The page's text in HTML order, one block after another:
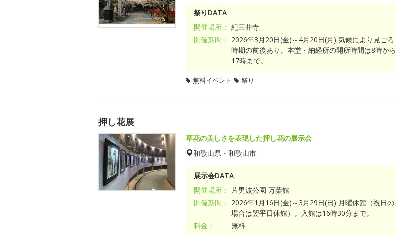
祭りDATA
開催場所： 紀三井寺
開催期間：
2026年3月20日(金)～4月20日(月) 気候により見ごろ
時期の前後あり。本堂・納経所の開所時間は8時から
17時まで。
無料イベント 祭り
押し花展
草花の美しさを表現した押し花の展示会
和歌山県・和歌山市
展示会DATA
開催場所：
片男波公園 万葉館
開催期間：
2026年1月16日(金)～3月29日(日) 月曜休館（祝日の
場合は翌平日休館）。入館は16時30分まで。
料金：
無料